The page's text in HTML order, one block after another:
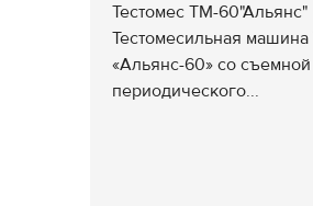
Тестомес ТМ-60"Альянс"
Тестомесильная
«Альянс-60» со
периодического...